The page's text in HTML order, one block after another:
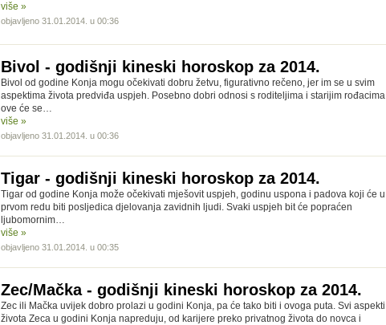
više »
objavljeno 31.01.2014. u 00:36
Bivol - godišnji kineski horoskop za 2014.
Bivol od godine Konja mogu očekivati dobru žetvu, figurativno rečeno, jer im se u svim
aspektima života predviđa uspjeh. Posebno dobri odnosi s roditeljima i starijim rođacima
ove će se…
više »
objavljeno 31.01.2014. u 00:36
Tigar - godišnji kineski horoskop za 2014.
Tigar od godine Konja može očekivati mješovit uspjeh, godinu uspona i padova koji će u
prvom redu biti posljedica djelovanja zavidnih ljudi. Svaki uspjeh bit će popraćen
ljubomornim…
više »
objavljeno 31.01.2014. u 00:35
Zec/Mačka - godišnji kineski horoskop za 2014.
Zec ili Mačka uvijek dobro prolazi u godini Konja, pa će tako biti i ovoga puta. Svi aspekti
života Zeca u godini Konja napreduju, od karijere preko privatnog života do novca i